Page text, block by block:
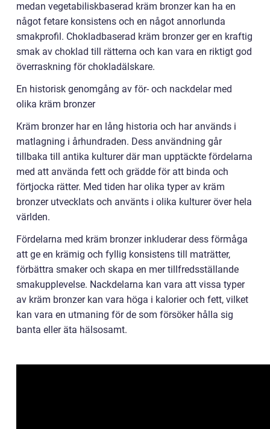
medan vegetabiliskbaserad kräm bronzer kan ha en
något fetare konsistens och en något annorlunda
smakprofil. Chokladbaserad kräm bronzer ger en kraftig
smak av choklad till rätterna och kan vara en riktigt god
överraskning för chokladälskare.
En historisk genomgång av för- och nackdelar med
olika kräm bronzer
Kräm bronzer har en lång historia och har används i
matlagning i århundraden. Dess användning går
tillbaka till antika kulturer där man upptäckte fördelarna
med att använda fett och grädde för att binda och
förtjocka rätter. Med tiden har olika typer av kräm
bronzer utvecklats och använts i olika kulturer över hela
världen.
Fördelarna med kräm bronzer inkluderar dess förmåga
att ge en krämig och fyllig konsistens till maträtter,
förbättra smaker och skapa en mer tillfredsställande
smakupplevelse. Nackdelarna kan vara att vissa typer
av kräm bronzer kan vara höga i kalorier och fett, vilket
kan vara en utmaning för de som försöker hålla sig
banta eller äta hälsosamt.